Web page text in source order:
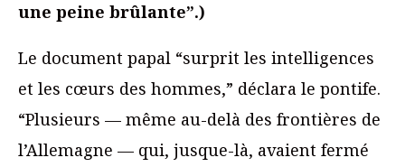
une peine brûlante”.)
Le document papal “surprit les intelligences
et les cœurs des hommes,” déclara le pontife.
“Plusieurs — même au-delà des frontières de
l’Allemagne — qui, jusque-là, avaient fermé